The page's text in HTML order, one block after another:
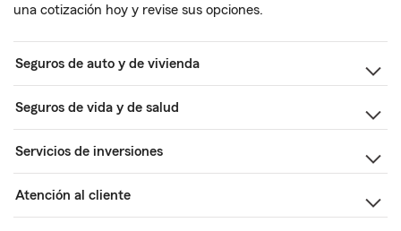
una cotización hoy y revise sus opciones.
Seguros de auto y de vivienda
Seguros de vida y de salud
Servicios de inversiones
Atención al cliente